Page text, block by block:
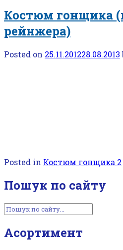
Костюм гонщика
рейнжера)
Posted on 25.11.201228.08.2013
Posted in Костюм гонщика 2
Пошук по сайту
Асортимент